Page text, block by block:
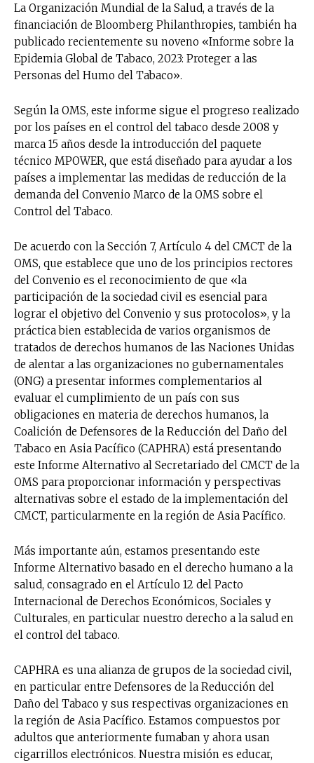
La Organización Mundial de la Salud, a través de la
financiación de Bloomberg Philanthropies, también ha
publicado recientemente su noveno «Informe sobre la
Epidemia Global de Tabaco, 2023: Proteger a las
Personas del Humo del Tabaco».
Según la OMS, este informe sigue el progreso realizado
por los países en el control del tabaco desde 2008 y
marca 15 años desde la introducción del paquete
técnico MPOWER, que está diseñado para ayudar a los
países a implementar las medidas de reducción de la
demanda del Convenio Marco de la OMS sobre el
Control del Tabaco.
De acuerdo con la Sección 7, Artículo 4 del CMCT de la
OMS, que establece que uno de los principios rectores
del Convenio es el reconocimiento de que «la
participación de la sociedad civil es esencial para
lograr el objetivo del Convenio y sus protocolos», y la
práctica bien establecida de varios organismos de
tratados de derechos humanos de las Naciones Unidas
de alentar a las organizaciones no gubernamentales
(ONG) a presentar informes complementarios al
evaluar el cumplimiento de un país con sus
obligaciones en materia de derechos humanos, la
Coalición de Defensores de la Reducción del Daño del
Tabaco en Asia Pacífico (CAPHRA) está presentando
este Informe Alternativo al Secretariado del CMCT de la
OMS para proporcionar información y perspectivas
alternativas sobre el estado de la implementación del
CMCT, particularmente en la región de Asia Pacífico.
Más importante aún, estamos presentando este
Informe Alternativo basado en el derecho humano a la
salud, consagrado en el Artículo 12 del Pacto
Internacional de Derechos Económicos, Sociales y
Culturales, en particular nuestro derecho a la salud en
el control del tabaco.
CAPHRA es una alianza de grupos de la sociedad civil,
en particular entre Defensores de la Reducción del
Daño del Tabaco y sus respectivas organizaciones en
la región de Asia Pacífico. Estamos compuestos por
adultos que anteriormente fumaban y ahora usan
cigarrillos electrónicos. Nuestra misión es educar,